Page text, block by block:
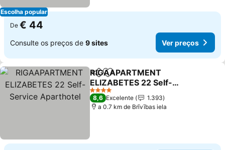
Escolha popular
De € 44
Consulte os preços de 9 sites Ver preços
PartilharAdicionar aos favoritos
RIGAAPARTMENT
ELIZABETES 22 Self-
Service Aparthotel
4 Estrelas
8,6 Excelente
1.393
a 0.7 km de Brīvības iela